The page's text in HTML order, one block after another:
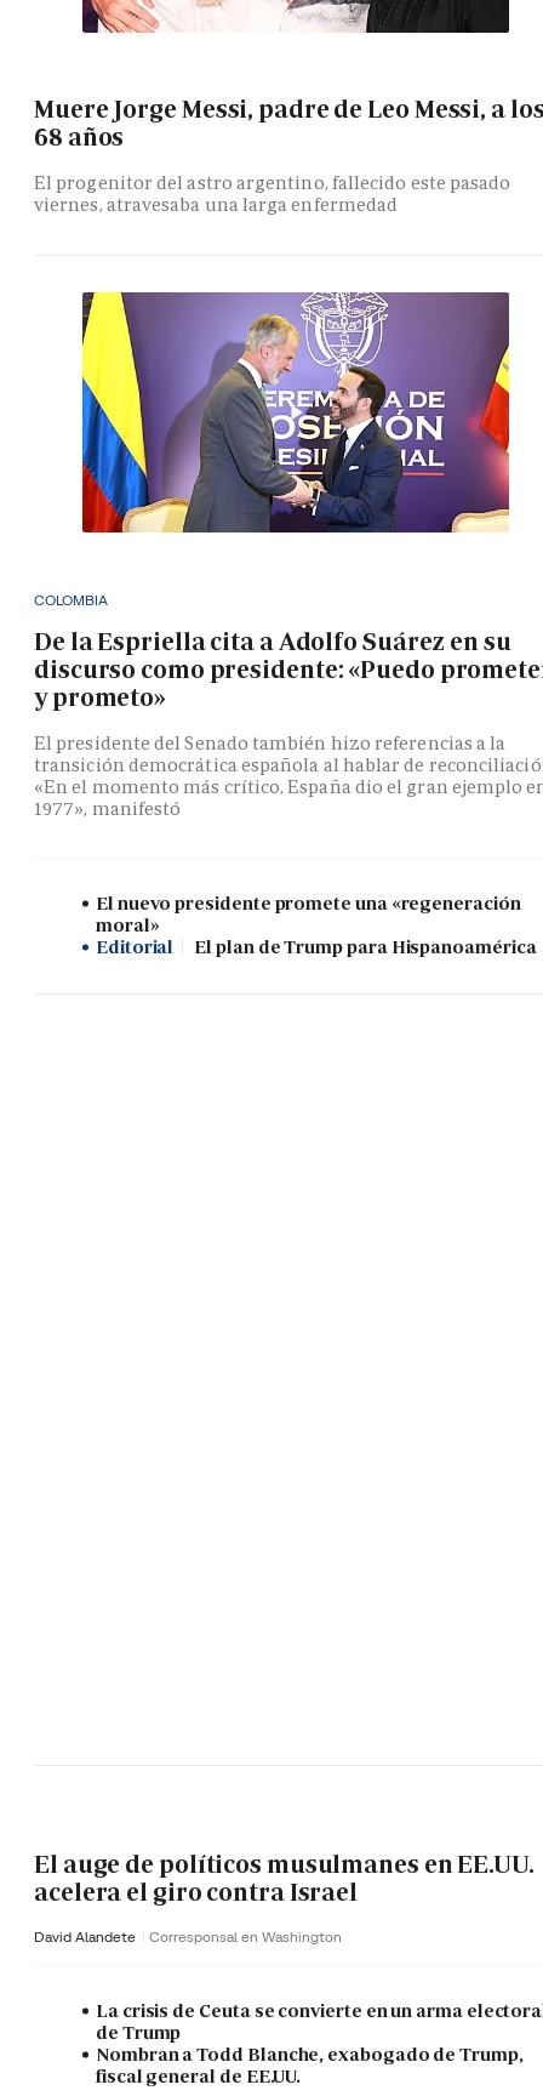
Muere Jorge Messi, padre de Leo Messi, a
68 años
El progenitor del astro argentino, fallecido este pasado
viernes, atravesaba una larga enfermedad
COLOMBIA
De la Espriella cita a Adolfo Suárez en su
discurso como presidente: «Puedo
y prometo»
El presidente del Senado también hizo referencias a la
transición democrática española al hablar de
«En el momento más crítico, España dio el gran ejemplo
1977», manifestó
El nuevo presidente promete una «regeneración
moral»
Editorial
El plan de Trump para Hispanoamérica
El auge de políticos musulmanes en EE.UU.
acelera el giro contra Israel
David Alandete Corresponsal en Washington
La crisis de Ceuta se convierte en un arma
de Trump
Nombran a Todd Blanche, exabogado de Trump,
fiscal general de EE.UU.